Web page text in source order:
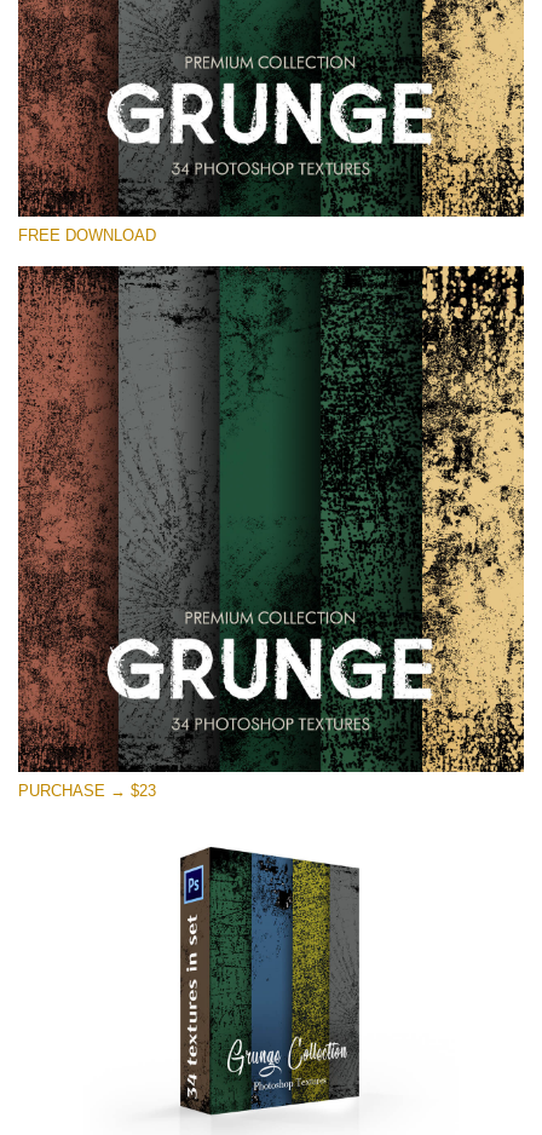
Выберите Вариант
Free Photoshop Overlay
Small 800*533px
Grunge Effect
(30 Overlays)
Entire Collection
(1783 Overlays)
Large 6000*4000px
Скачать Бесплатно
FREE DOWNLOAD
PURCHASE → $23